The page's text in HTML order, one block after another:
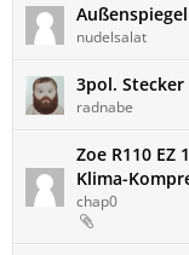
nudelsalat
3pol.
radnabe
Zoe R110
Klima-
chap0